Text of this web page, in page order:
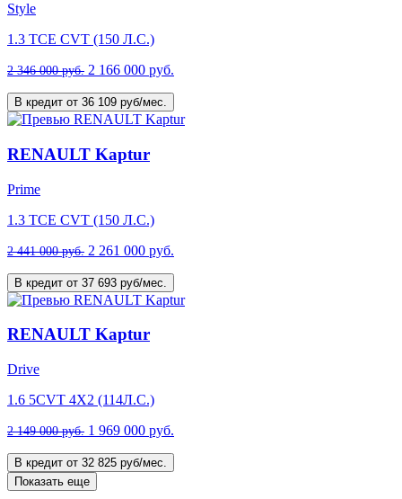
Style
1.3 TCE CVT (150 Л.С.)
2 346 000 руб. 2 166 000 руб.
В кредит от 36 109 руб/мес.
RENAULT Kaptur
Prime
1.3 TCE CVT (150 Л.С.)
2 441 000 руб. 2 261 000 руб.
В кредит от 37 693 руб/мес.
RENAULT Kaptur
Drive
1.6 5CVT 4X2 (114Л.С.)
2 149 000 руб. 1 969 000 руб.
В кредит от 32 825 руб/мес.
Показать еще